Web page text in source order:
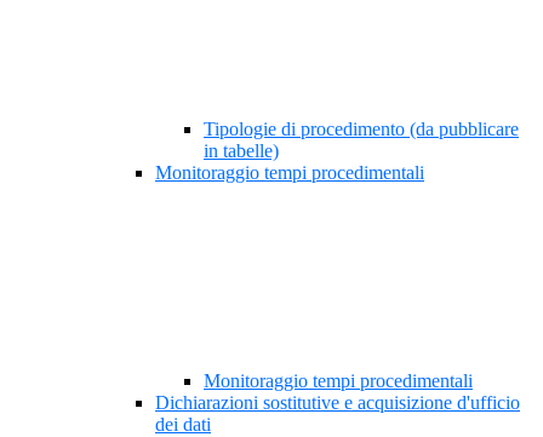
Tipologie di procedimento (da pubblicare
in tabelle)
Monitoraggio tempi procedimentali
Monitoraggio tempi procedimentali
Dichiarazioni sostitutive e acquisizione d'ufficio
dei dati